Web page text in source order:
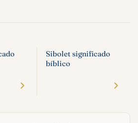
Sibolet significado
bíblico